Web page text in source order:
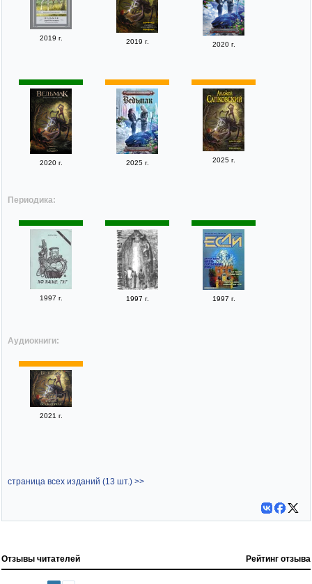
2019 г. 2019 г. 2020 г.
2020 г. 2025 г. 2025 г.
Периодика:
1997 г. 1997 г. 1997 г.
Аудиокниги:
2021 г.
страница всех изданий (13 шт.) >>
Отзывы читателей Рейтинг отзыва